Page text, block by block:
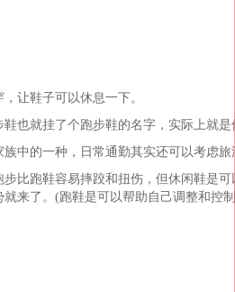
让鞋子可以休息一下。
就挂了个跑步鞋的名字，实际上就是
的一种，日常通勤其实还可以考虑旅
跑鞋容易摔跤和扭伤，但休闲鞋是可
来了。(跑鞋是可以帮助自己调整和控